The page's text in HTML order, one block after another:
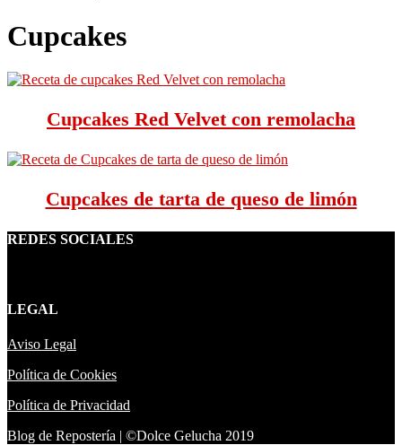
Cupcakes
Cupcakes Red Velvet con remolacha
Cupcakes de tarta de queso de limón
REDES SOCIALES
LEGAL
Aviso Legal
Política de Cookies
Política de Privacidad
Blog de Repostería | ©Dolce Gelucha 2019